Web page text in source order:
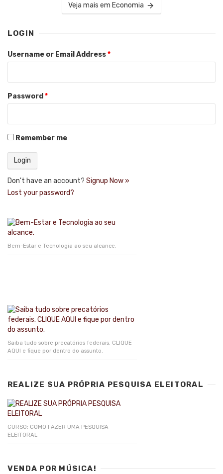
Veja mais em Economia
LOGIN
Username or Email Address*
Password *
Remember me
Don't have an account? Signup Now »
Lost your password?
Bem-Estar e Tecnologia ao seu alcance.
Saiba tudo sobre precatórios federais. CLIQUE
AQUI e fique por dentro do assunto.
REALIZE SUA PRÓPRIA PESQUISA ELEITORAL
CURSO: COMO FAZER UMA PESQUISA
ELEITORAL
VENDA POR MÚSICA!